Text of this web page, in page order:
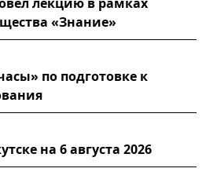
«Знание»
по подготовке к
на 6 августа 2026